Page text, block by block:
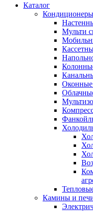
Каталог
Кондиционеры
Мульти
Камины и